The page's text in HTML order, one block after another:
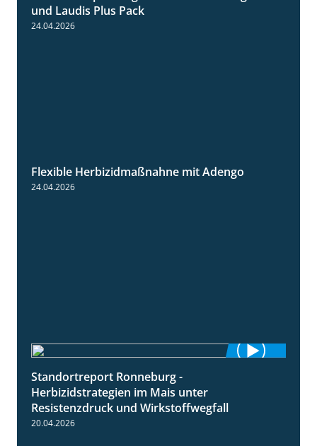
und Laudis Plus Pack
24.04.2026
1:26
Flexible Herbizidmaßnahne mit Adengo
24.04.2026
Standortreport Ronneburg -
Herbizidstrategien im Mais unter
Resistenzdruck und Wirkstoffwegfall
20.04.2026